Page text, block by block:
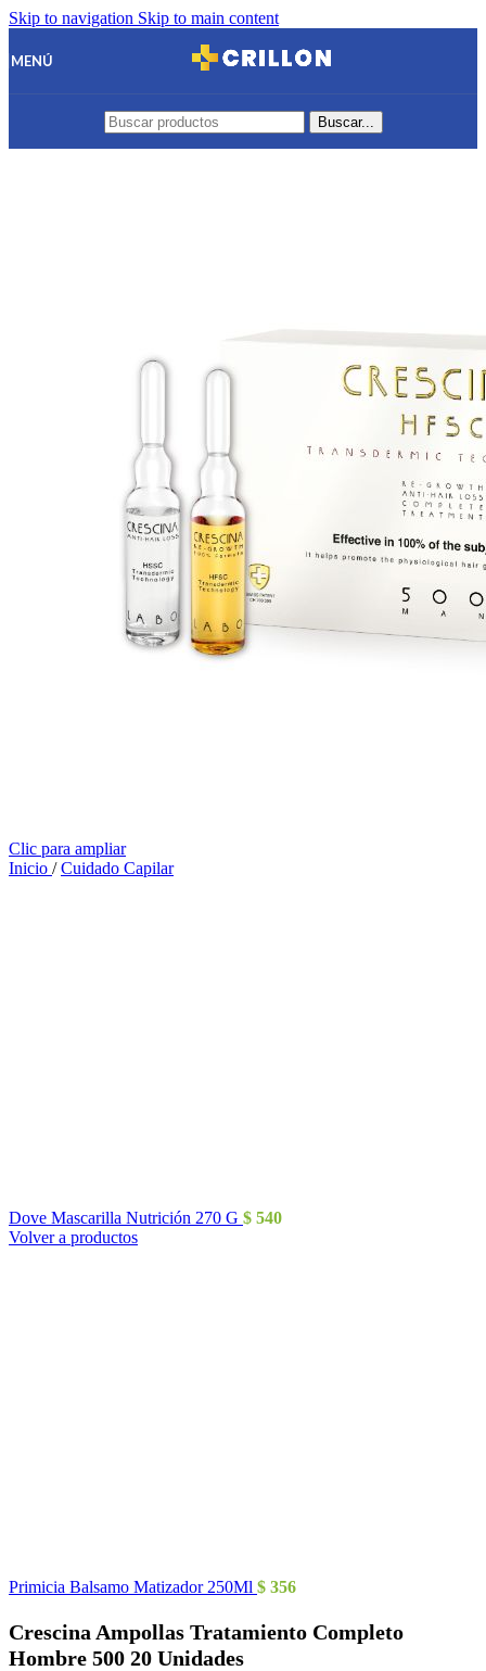
Skip to navigation Skip to main content
MENÚ
Buscar...
Clic para ampliar
Inicio / Cuidado Capilar
Dove Mascarilla Nutrición 270 G $ 540
Volver a productos
Primicia Balsamo Matizador 250Ml $ 356
Crescina Ampollas Tratamiento Completo
Hombre 500 20 Unidades